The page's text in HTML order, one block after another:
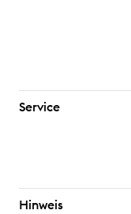
Service
Hinweis